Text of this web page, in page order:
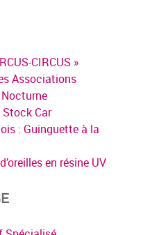
CIRCUS »
Associations
Car
: Guinguette à la
en résine UV